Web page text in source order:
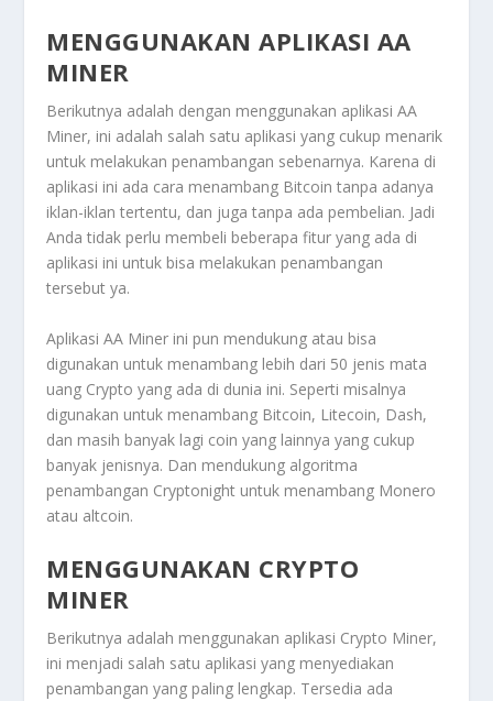
MENGGUNAKAN APLIKASI AA
MINER
Berikutnya adalah dengan menggunakan aplikasi AA
Miner, ini adalah salah satu aplikasi yang cukup menarik
untuk melakukan penambangan sebenarnya. Karena di
aplikasi ini ada cara menambang Bitcoin tanpa adanya
iklan-iklan tertentu, dan juga tanpa ada pembelian. Jadi
Anda tidak perlu membeli beberapa fitur yang ada di
aplikasi ini untuk bisa melakukan penambangan
tersebut ya.
Aplikasi AA Miner ini pun mendukung atau bisa
digunakan untuk menambang lebih dari 50 jenis mata
uang Crypto yang ada di dunia ini. Seperti misalnya
digunakan untuk menambang Bitcoin, Litecoin, Dash,
dan masih banyak lagi coin yang lainnya yang cukup
banyak jenisnya. Dan mendukung algoritma
penambangan Cryptonight untuk menambang Monero
atau altcoin.
MENGGUNAKAN CRYPTO
MINER
Berikutnya adalah menggunakan aplikasi Crypto Miner,
ini menjadi salah satu aplikasi yang menyediakan
penambangan yang paling lengkap. Tersedia ada